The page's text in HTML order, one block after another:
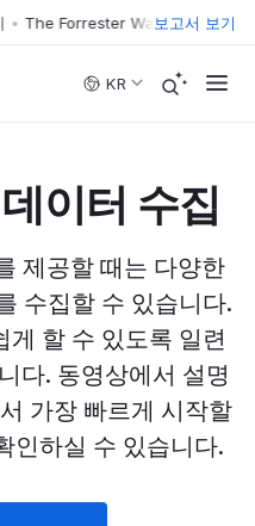
The Forrester Wave™: XDR 플랫
보고서 보기
KR
이터 수집
제공할 때는 다양한
수집할 수 있습니다.
게 할 수 있도록 일련
다. 동영상에서 설명
가장 빠르게 시작할
인하실 수 있습니다.